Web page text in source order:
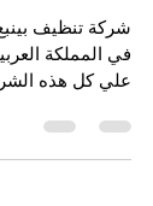
شركة تنظيف
في المملكة
علي كل هذه